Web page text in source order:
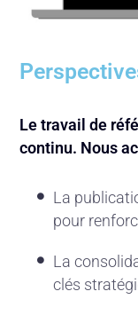
Le travail de
continu. Nous
La
pour
La
clés